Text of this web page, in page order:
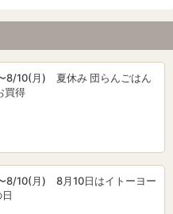
8/10(月) 夏休み 団らんごはん
買得
8/10(月) 8月10日はイトーヨー